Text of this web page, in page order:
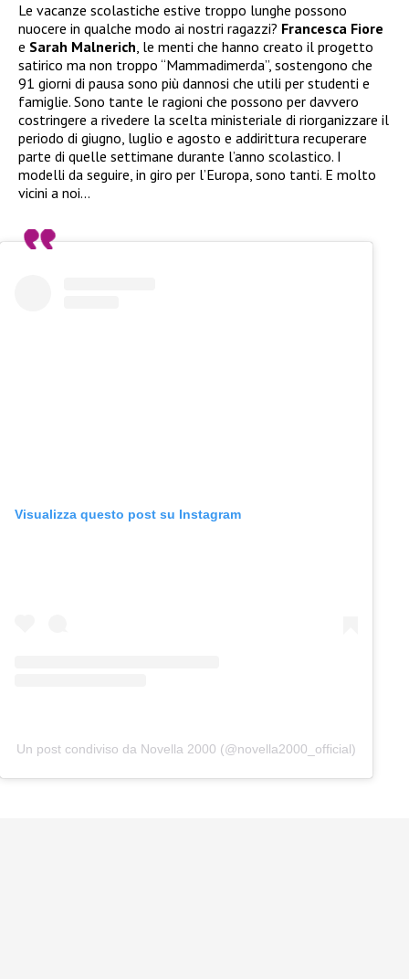
Le vacanze scolastiche estive troppo lunghe possono
nuocere in qualche modo ai nostri ragazzi? Francesca Fiore
e Sarah Malnerich, le menti che hanno creato il progetto
satirico ma non troppo “Mammadimerda”, sostengono che
91 giorni di pausa sono più dannosi che utili per studenti e
famiglie. Sono tante le ragioni che possono per davvero
costringere a rivedere la scelta ministeriale di riorganizzare il
periodo di giugno, luglio e agosto e addirittura recuperare
parte di quelle settimane durante l’anno scolastico. I
modelli da seguire, in giro per l’Europa, sono tanti. E molto
vicini a noi…
Visualizza questo post su Instagram
Un post condiviso da Novella 2000 (@novella2000_official)